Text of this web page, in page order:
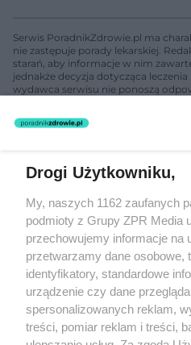
Serwis PoradnikZdrowie.pl ma
nie zastępuje porady lekarskiej.
starań, aby informacje w nim
jednakże decyzja dotycząca
wydawca serwisu nie ponoszą
świadczeń zdrowotnych w
rozpowszechniany lub dalej
(w tym także elektroniczny lub
eksploatacji w jakiejkolwiek formie,
Internecie bez pisemnej zgody
lub wykorzystanie utworów w
prawa, tzn. bez właściwej zgody,
może być ścigane prawnie.
Drogi Użytkowniku,
My, naszych 1162 zaufanych
podmioty z Grupy ZPR Media
przechowujemy informacje na
przetwarzamy dane osobowe,
identyfikatory, standardowe
urządzenie czy dane
spersonalizowanych reklam,
treści, pomiar reklam i treści,